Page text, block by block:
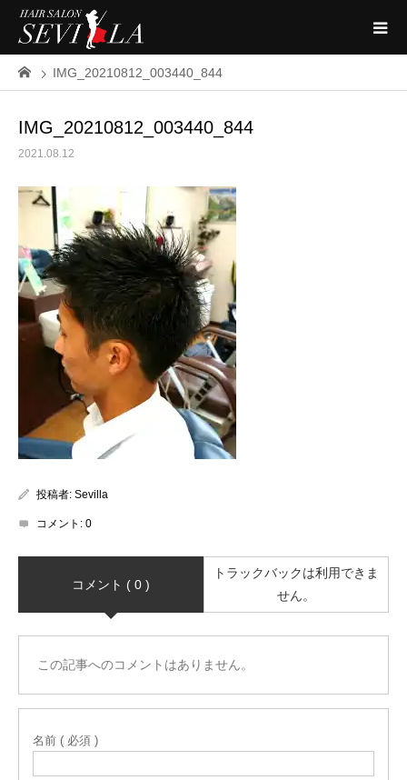
IMG_20210812_003440_844
IMG_20210812_003440_844
2021.08.12
投稿者: Sevilla
コメント: 0
コメント ( 0 )
トラックバックは利用できま
せん。
この記事へのコメントはありません。
名前 ( 必須 )